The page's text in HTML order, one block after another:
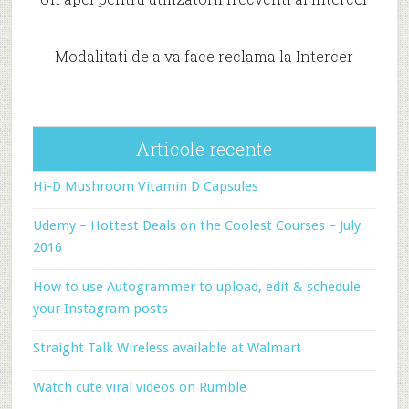
Modalitati de a va face reclama la Intercer
Articole recente
Hi-D Mushroom Vitamin D Capsules
Udemy – Hottest Deals on the Coolest Courses – July
2016
How to use Autogrammer to upload, edit & schedule
your Instagram posts
Straight Talk Wireless available at Walmart
Watch cute viral videos on Rumble